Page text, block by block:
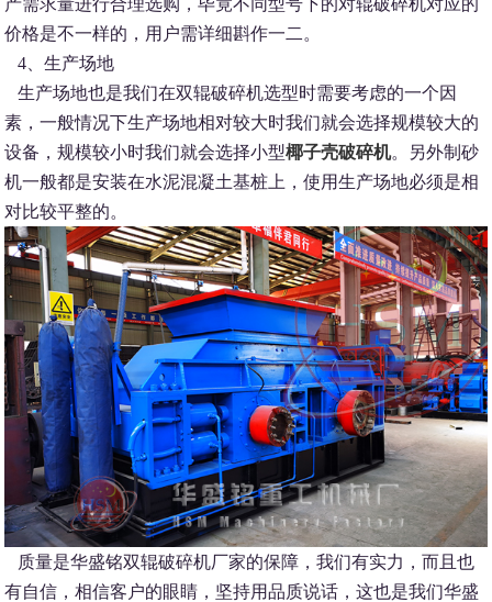
产需求量进行合理选购，毕竟不同型号下的对辊破碎机对应的
价格是不一样的，用户需详细斟作一二。
4、生产场地
生产场地也是我们在双辊破碎机选型时需要考虑的一个因
素，一般情况下生产场地相对较大时我们就会选择规模较大的
设备，规模较小时我们就会选择小型椰子壳破碎机。另外制砂
机一般都是安装在水泥混凝土基桩上，使用生产场地必须是相
对比较平整的。
质量是华盛铭双辊破碎机厂家的保障，我们有实力，而且也
有自信，相信客户的眼睛，坚持用品质说话，这也是我们华盛